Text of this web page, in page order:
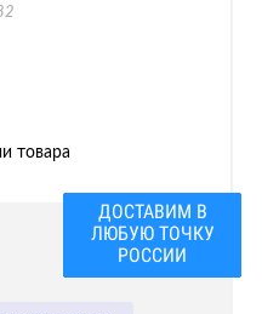
ДОСТАВИМ В
ЛЮБУЮ ТОЧКУ
РОССИИ
товара